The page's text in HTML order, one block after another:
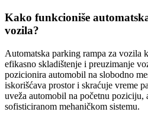
Kako funkcioniše
vozila?
Automatska parking rampa za vozila
efikasno skladištenje i preuzimanje
pozicionira automobil na slobodno
iskorišćava prostor i skraćuje vreme
uveža automobil na početnu poziciju,
sofisticiranom mehaničkom sistemu.